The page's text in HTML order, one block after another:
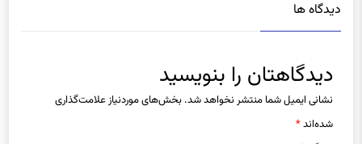
دیدگاه ها
دیدگاهتان را بنویسید
نشانی ایمیل شما منتشر نخواهد شد. بخش‌های موردنیاز علامت‌گذاری
شده‌اند*